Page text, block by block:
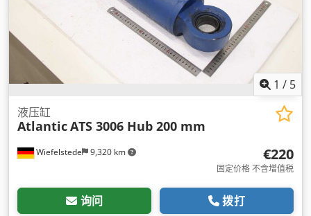
1 / 5
Wiefelstede 9,320 km
液压缸
AtlanticATS 3006 Hub 200 mm
€220
固定价格 不含增值税
询问 拨打